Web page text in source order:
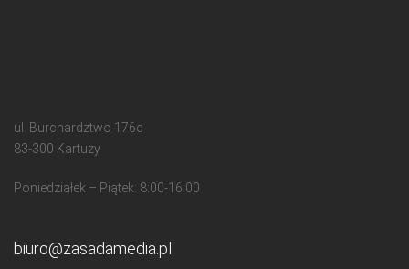
ul. Burchardztwo 176c
83-300 Kartuzy
Poniedziałek – Piątek: 8:00-16:00
biuro@zasadamedia.pl